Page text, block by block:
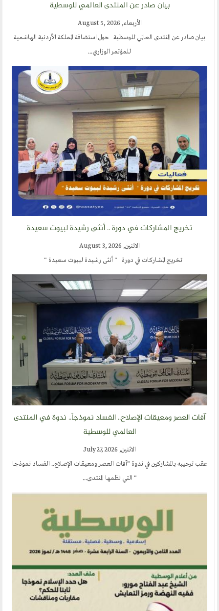
بيان صادر عن المنتدى العالمي للوسطية
الأربعاء, August 5, 2026
بيان صادر عن المنتدى العالمي للوسطية حول استضافة المملكة الأردنية الهاشمية
للمؤتمر الوزاري...
تخريج المشاركات في دورة .. أنثى رشيدة لبيوت سعيدة
الاثنين, August 3, 2026
تخريج المشاركات في دورة " أنثى رشيدة لبيوت سعيدة "
آفات العصر ومعيقات الإصلاح.. الفساد نموذجاً.. ندوة في المنتدى
العالمي للوسطية
الاثنين, July 27, 2026
عقب ترحيبه بالمشاركين في ندوة "آفات العصر ومعيقات الإصلاح.. الفساد نموذجا
" التي نظمها المنتدى...